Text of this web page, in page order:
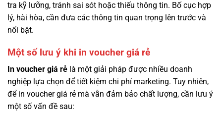
tra kỹ lưỡng, tránh sai sót hoặc thiếu thông tin. Bố cục hợp
lý, hài hòa, cần đưa các thông tin quan trọng lên trước và
nổi bật.
Một số lưu ý khi in voucher giá rẻ
In voucher giá rẻ là một giải pháp được nhiều doanh
nghiệp lựa chọn để tiết kiệm chi phí marketing. Tuy nhiên,
để in voucher giá rẻ mà vẫn đảm bảo chất lượng, cần lưu ý
một số vấn đề sau: